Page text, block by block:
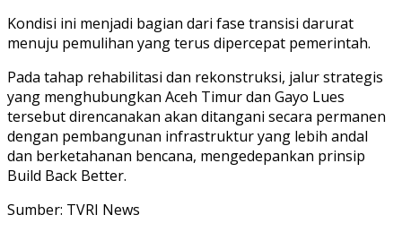
Kondisi ini menjadi bagian dari fase transisi darurat
menuju pemulihan yang terus dipercepat pemerintah.
Pada tahap rehabilitasi dan rekonstruksi, jalur strategis
yang menghubungkan Aceh Timur dan Gayo Lues
tersebut direncanakan akan ditangani secara permanen
dengan pembangunan infrastruktur yang lebih andal
dan berketahanan bencana, mengedepankan prinsip
Build Back Better.
Sumber: TVRI News